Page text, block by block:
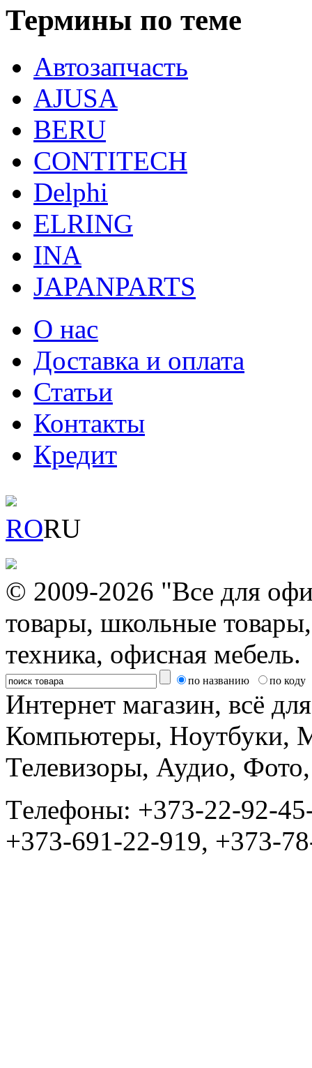
Термины по теме
Автозапчасть
AJUSA
BERU
CONTITECH
Delphi
ELRING
INA
JAPANPARTS
О нас
Доставка и оплата
Статьи
Контакты
Кредит
RORU
© 2009-2026 "Все для
товары, школьные
техника, офисная мебель.
по названию по коду
Интернет магазин, всё
Компьютеры, Ноутбуки,
Телевизоры, Аудио,
Tелефоны: +373-22-92-
+373-691-22-919, +373-